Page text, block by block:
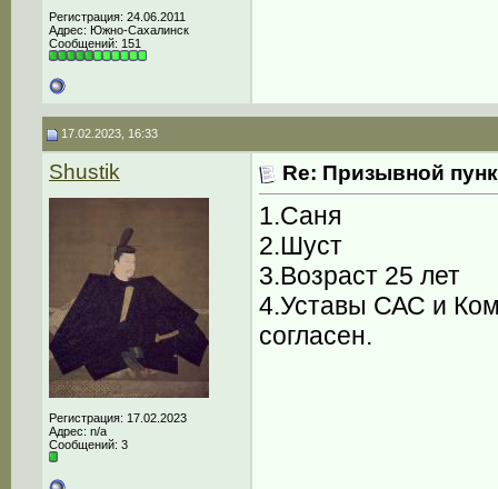
Регистрация: 24.06.2011
Адрес: Южно-Сахалинск
Сообщений: 151
17.02.2023, 16:33
Shustik
Регистрация: 17.02.2023
Адрес: n/a
Сообщений: 3
Re: Призывной
1.Саня
2.Шуст
3.Возраст 25 лет
4.Уставы САС и
согласен.